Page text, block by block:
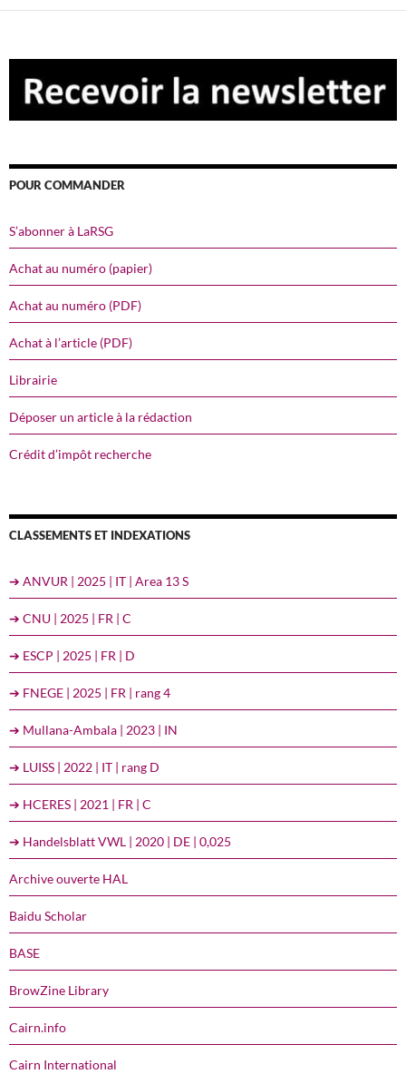
POUR COMMANDER
S’abonner à LaRSG
Achat au numéro (papier)
Achat au numéro (PDF)
Achat à l’article (PDF)
Librairie
Déposer un article à la rédaction
Crédit d’impôt recherche
CLASSEMENTS ET INDEXATIONS
➔ ANVUR | 2025 | IT | Area 13 S
➔ CNU | 2025 | FR | C
➔ ESCP | 2025 | FR | D
➔ FNEGE | 2025 | FR | rang 4
➔ Mullana-Ambala | 2023 | IN
➔ LUISS | 2022 | IT | rang D
➔ HCERES | 2021 | FR | C
➔ Handelsblatt VWL | 2020 | DE | 0,025
Archive ouverte HAL
Baidu Scholar
BASE
BrowZine Library
Cairn.info
Cairn International